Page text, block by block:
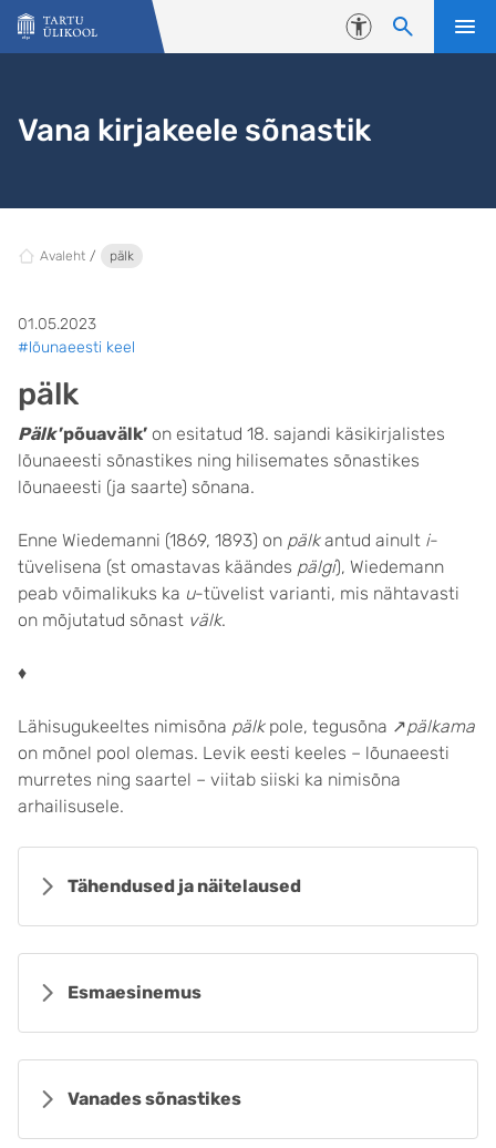
Liigu edasi põhisisu juurde
Juurdepääsetavus
Vana kirjakeele sõnastik
Avaleht pälk
01.05.2023
#lõunaeesti keel
pälk
Pälk’põuavälk’ on esitatud 18. sajandi käsikirjalistes
lõunaeesti sõnastikes ning hilisemates sõnastikes
lõunaeesti (ja saarte) sõnana.
Enne Wiedemanni (1869, 1893) on pälkantud ainult i-
tüvelisena (st omastavas käändes pälgi), Wiedemann
peab võimalikuks ka u-tüvelist varianti, mis nähtavasti
on mõjutatud sõnast välk.
♦
Lähisugukeeltes nimisõna pälk pole, tegusõna ↗pälkama
on mõnel pool olemas. Levik eesti keeles – lõunaeesti
murretes ning saartel – viitab siiski ka nimisõna
arhailisusele.
Tähendused ja näitelaused
Esmaesinemus
Vanades sõnastikes